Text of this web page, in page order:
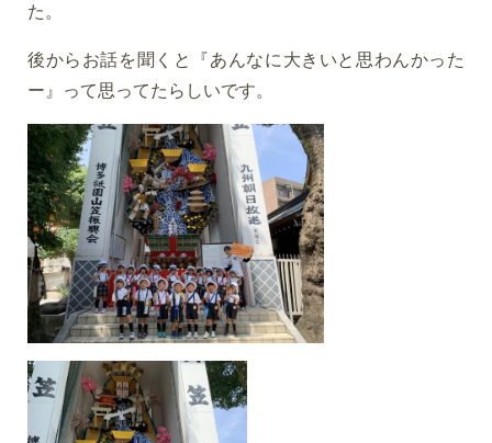
た。
後からお話を聞くと『あんなに大きいと思わんかった
ー』って思ってたらしいです。